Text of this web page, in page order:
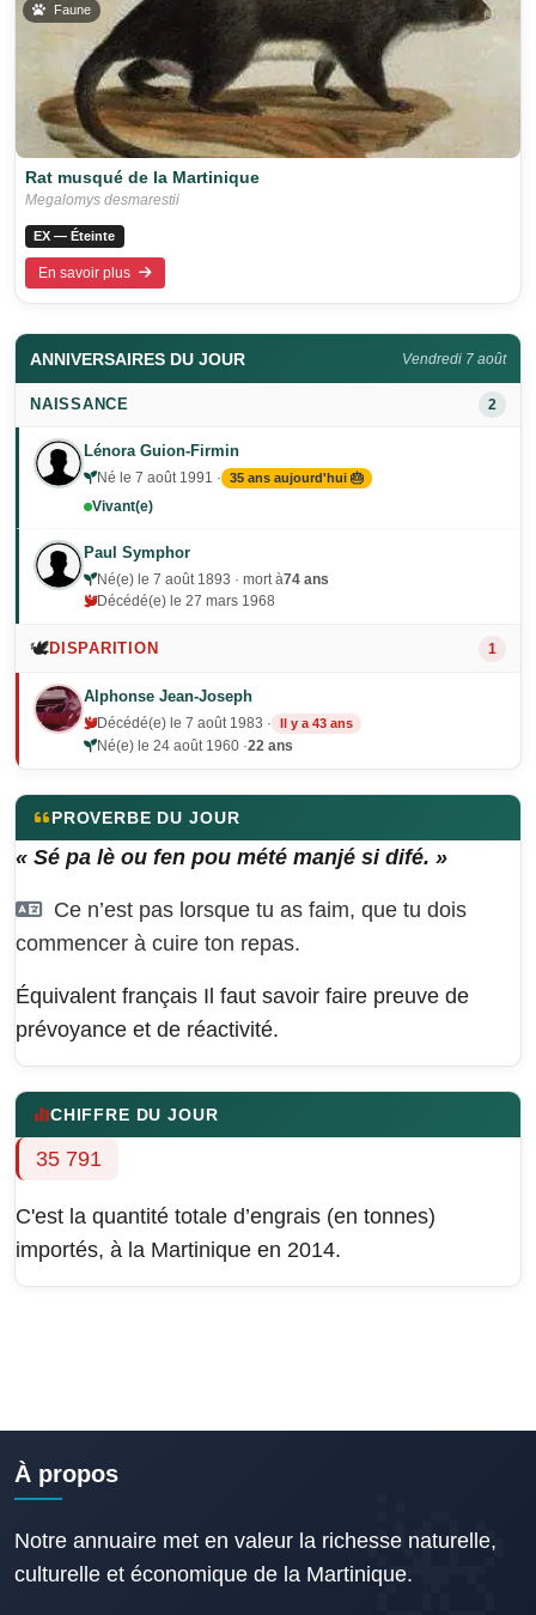
Faune
Rat musqué de la Martinique
Megalomys desmarestii
EX — Éteinte
En savoir plus
ANNIVERSAIRES DU JOUR Vendredi 7 août
NAISSANCE 2
Lénora Guion-Firmin
Né le 7 août 1991 · 35 ans aujourd'hui 🎂
Vivant(e)
Paul Symphor
Né(e) le 7 août 1893 · mort à74 ans
Décédé(e) le 27 mars 1968
🕊️DISPARITION 1
Alphonse Jean-Joseph
Décédé(e) le 7 août 1983 · Il y a 43 ans
Né(e) le 24 août 1960 ·22 ans
PROVERBE DU JOUR
« Sé pa lè ou fen pou mété manjé si difé. »
Ce n’est pas lorsque tu as faim, que tu dois
commencer à cuire ton repas.
Équivalent français Il faut savoir faire preuve de
prévoyance et de réactivité.
CHIFFRE DU JOUR
35 791
C'est la quantité totale d’engrais (en tonnes)
importés, à la Martinique en 2014.
À propos
Notre annuaire met en valeur la richesse naturelle,
culturelle et économique de la Martinique.